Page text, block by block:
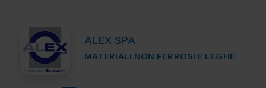
ALEX SPA
MATERIALI NON FERROSI E LEGHE